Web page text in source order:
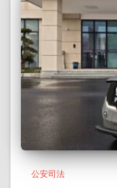
公安司法